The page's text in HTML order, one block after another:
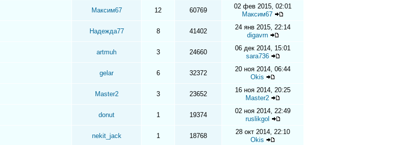
Максим67 12 60769
02 фев 2015, 02:01
Максим67
Надежда77 8 41402
24 янв 2015, 22:14
digavrn
artmuh 3 24660
06 дек 2014, 15:01
sara736
gelar 6 32372
20 ноя 2014, 06:44
Okis
Master2 3 23652
16 ноя 2014, 20:25
Master2
donut 1 19374
02 ноя 2014, 22:49
ruslikgol
nekit_jack 1 18768
28 окт 2014, 22:10
Okis